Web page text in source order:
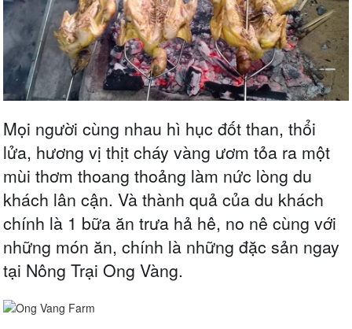
Mọi người cùng nhau hì hục đốt than, thổi
lửa, hương vị thịt cháy vàng ươm tỏa ra một
mùi thơm thoang thoảng làm nức lòng du
khách lân cận. Và thành quả của du khách
chính là 1 bữa ăn trưa hả hê, no nê cùng với
những món ăn, chính là những đặc sản ngay
tại Nông Trại Ong Vàng.